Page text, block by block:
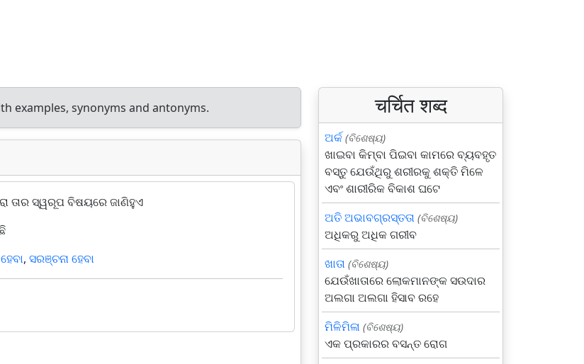
examples, synonyms and antonyms.
ତାର ସ୍ୱରୂପ ବିଷୟରେ ଜାଣିହୁଏ
, ସରଞ୍ଚନା ହେବା
चर्चित शब्द
ଅର୍କ (ବିଶେଷ୍ୟ)
ଖାଇବା କିମ୍ବା ପିଇବା କାମରେ ବ୍ୟବହୃତ
ବସ୍ତୁ ଯେଉଁଥିରୁ ଶରୀରକୁ ଶକ୍ତି ମିଳେ
ଏବଂ ଶାରୀରିକ ବିକାଶ ଘଟେ
ଅତି ଅଭାବଗ୍ରସ୍ତତା (ବିଶେଷ୍ୟ)
ଅଧିକରୁ ଅଧିକ ଗରୀବ
ଖାତା (ବିଶେଷ୍ୟ)
ଯେଉଁଖାତାରେ ଲୋକମାନଙ୍କ ସଉଦାର
ଅଲଗା ଅଲଗା ହିସାବ ରହେ
ମିଳିମିଳା (ବିଶେଷ୍ୟ)
ଏକ ପ୍ରକାରର ବସନ୍ତ ରୋଗ